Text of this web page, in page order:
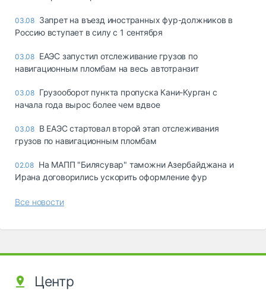
03.08 Запрет на въезд иностранных фур-должников в
Россию вступает в силу с 1 сентября
03.08 ЕАЭС запустил отслеживание грузов по
навигационным пломбам на весь автотранзит
03.08 Грузооборот пункта пропуска Кани-Курган с
начала года вырос более чем вдвое
03.08 В ЕАЭС стартовал второй этап отслеживания
грузов по навигационным пломбам
02.08 На МАПП "Билясувар" таможни Азербайджана и
Ирана договорились ускорить оформление фур
Все новости
Центр